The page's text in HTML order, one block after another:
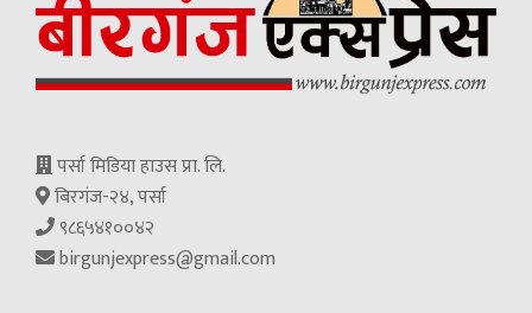
पर्सा मिडिया हाउस प्रा. लि.
बिरगंज-२४, पर्सा
९८६५४१००४२
birgunjexpress@gmail.com